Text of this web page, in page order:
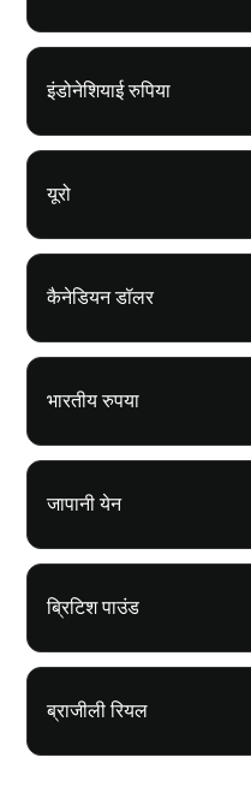
इंडोनेशियाई रुपिया
यूरो
कैनेडियन डॉलर
भारतीय रुपया
जापानी येन
ब्रिटिश पाउंड
ब्राजीली रियल